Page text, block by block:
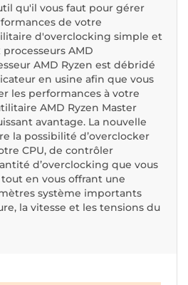
qu'il vous faut pour gérer
de votre
d'overclocking simple et
AMD
AMD Ryzen est débridé
en usine afin que vous
les performances à votre
AMD Ryzen Master
avantage. La nouvelle
la possibilité d’overclocker
CPU, de contrôler
d’overclocking que vous
en vous offrant une
système importants
la vitesse et les tensions du